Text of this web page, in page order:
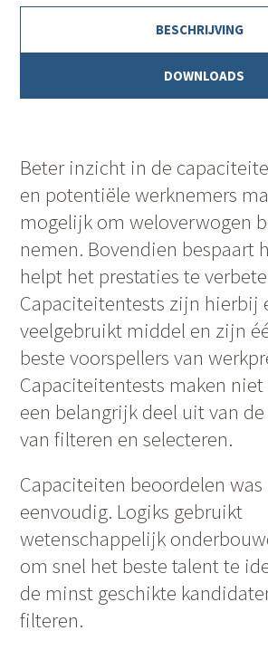
BESCHRIJVING
DOWNLOADS
Beter inzicht in de
en potentiële werknemers
mogelijk om weloverwogen
nemen. Bovendien bespaart
helpt het prestaties te
Capaciteitentests zijn hierbij
veelgebruikt middel en zijn
beste voorspellers van
Capaciteitentests maken
een belangrijk deel uit van de
van filteren en selecteren.
Capaciteiten beoordelen
eenvoudig. Logiks gebruikt
wetenschappelijk
om snel het beste talent te
de minst geschikte
filteren.